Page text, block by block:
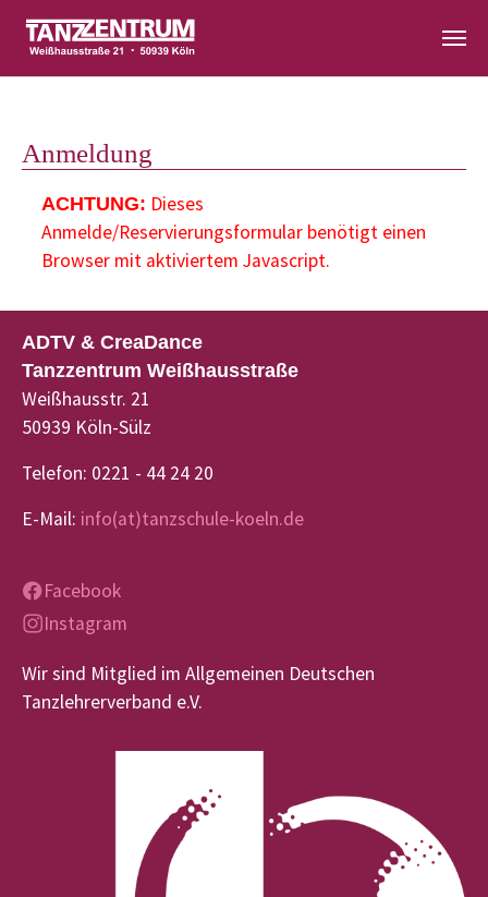
Anmeldung
ACHTUNG: Dieses
Anmelde/Reservierungsformular benötigt einen
Browser mit aktiviertem Javascript.
ADTV & CreaDance
Tanzzentrum Weißhausstraße
Weißhausstr. 21
50939 Köln-Sülz
Telefon: 0221 - 44 24 20
E-Mail: info(at)tanzschule-koeln.de
Facebook
Instagram
Wir sind Mitglied im Allgemeinen Deutschen
Tanzlehrerverband e.V.